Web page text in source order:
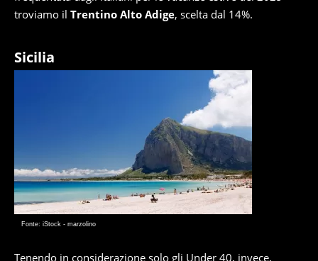
troviamo il Trentino Alto Adige, scelta dal 14%.
Sicilia
Fonte: iStock - marzolino
Tenendo in considerazione solo gli Under 40, invece,